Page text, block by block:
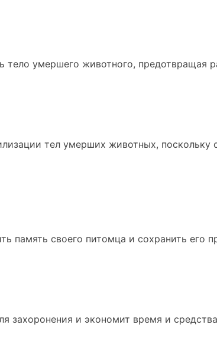
тело умершего животного, предотвращая
тел умерших животных, поскольку
память своего питомца и сохранить его
захоронения и экономит время и